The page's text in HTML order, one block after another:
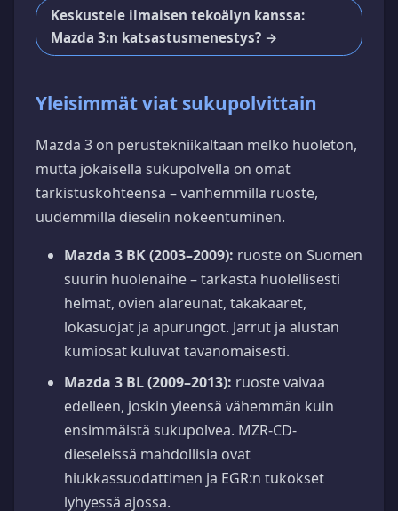
Keskustele ilmaisen tekoälyn kanssa:
Mazda 3:n katsastusmenestys? →
Yleisimmät viat sukupolvittain
Mazda 3 on perustekniikaltaan melko huoleton,
mutta jokaisella sukupolvella on omat
tarkistuskohteensa – vanhemmilla ruoste,
uudemmilla dieselin nokeentuminen.
Mazda 3 BK (2003–2009): ruoste on Suomen
suurin huolenaihe – tarkasta huolellisesti
helmat, ovien alareunat, takakaaret,
lokasuojat ja apurungot. Jarrut ja alustan
kumiosat kuluvat tavanomaisesti.
Mazda 3 BL (2009–2013): ruoste vaivaa
edelleen, joskin yleensä vähemmän kuin
ensimmäistä sukupolvea. MZR-CD-
dieseleissä mahdollisia ovat
hiukkassuodattimen ja EGR:n tukokset
lyhyessä ajossa.